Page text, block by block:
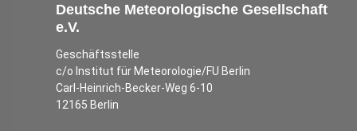
Deutsche Meteorologische Gesellschaft
e.V.
Geschäftsstelle
c/o Institut für Meteorologie/FU Berlin
Carl-Heinrich-Becker-Weg 6-10
12165 Berlin